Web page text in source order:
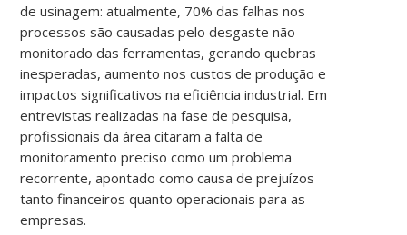
de usinagem: atualmente, 70% das falhas nos
processos são causadas pelo desgaste não
monitorado das ferramentas, gerando quebras
inesperadas, aumento nos custos de produção e
impactos significativos na eficiência industrial. Em
entrevistas realizadas na fase de pesquisa,
profissionais da área citaram a falta de
monitoramento preciso como um problema
recorrente, apontado como causa de prejuízos
tanto financeiros quanto operacionais para as
empresas.